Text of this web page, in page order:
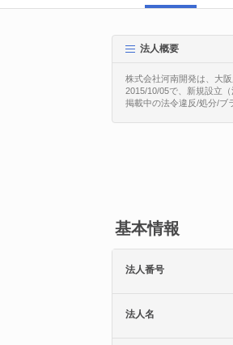
法人概要
株式会社河南開発は、大
2015/10/05で、新規設立
掲載中の法令違反/処分/ブ
基本情報
法人番号
法人名